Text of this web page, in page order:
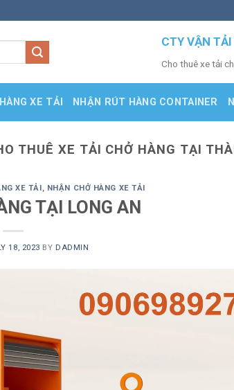
CTY VẬN
Cho thuê xe tải
XE TẢI NHẬN RÚT HÀNG CONTAINER
THUÊ XE TẢI CHỞ HÀNG TẠI
XE TẢI , NHẬN CHỞ HÀNG XE TẢI
TẠI LONG AN
18, 2023 BY DADMIN